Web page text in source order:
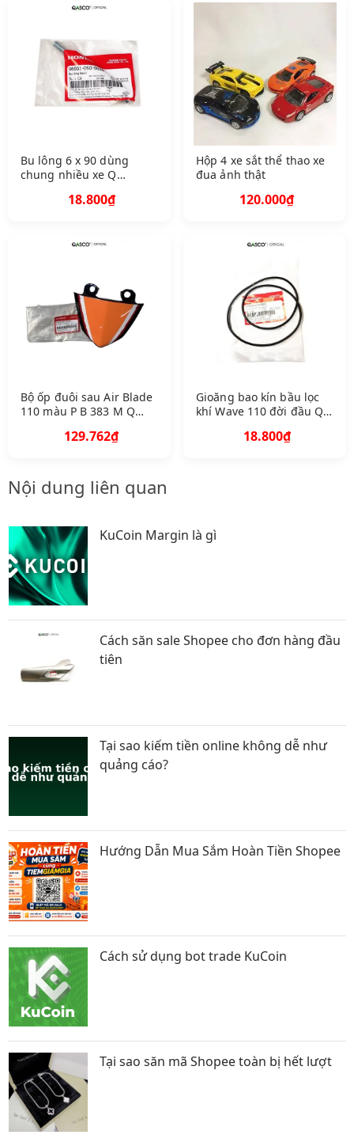
Bu lông 6 x 90 dùng
chung nhiều xe Q
18.800₫
Hộp 4 xe sắt thể thao xe
đua ảnh thật
120.000₫
Bộ ốp đuôi sau Air Blade
110 màu P B 383 M Q
129.762₫
Gioăng bao kín bầu lọc
khí Wave 110 đời đầu Q
18.800₫
Nội dung liên quan
KuCoin Margin là gì
Cách săn sale Shopee cho đơn hàng đầu
tiên
Tại sao kiếm tiền online không dễ như
quảng cáo?
Hướng Dẫn Mua Sắm Hoàn Tiền Shopee
Cách sử dụng bot trade KuCoin
Tại sao săn mã Shopee toàn bị hết lượt